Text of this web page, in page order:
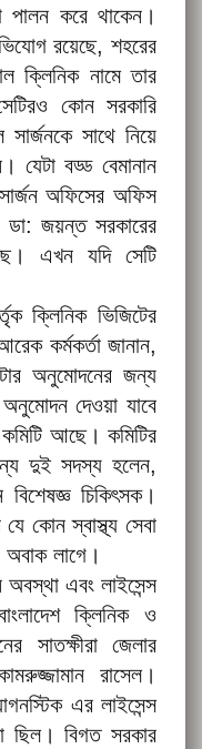
পালন করে থাকেন।
রয়েছে, শহরের
ক্লিনিক নামে তার
কোন সরকারি
সাথে নিয়ে
যেটা বড্ড বেমানান
অফিসের অফিস
ডা: জয়ন্ত সরকারের
এখন যদি সেটি
ক্লিনিক ভিজিটের
কর্মকর্তা জানান,
অনুমোদনের জন্য
দেওয়া যাবে
আছে। কমিটির
দুই সদস্য হলেন,
চিকিৎসক।
কোন স্বাস্থ্য সেবা
অবাক লাগে।
অবস্থা এবং লাইসেন্স
ক্লিনিক ও
সাতক্ষীরা জেলার
রাসেল।
এর লাইসেন্স
ছিল। বিগত সরকার